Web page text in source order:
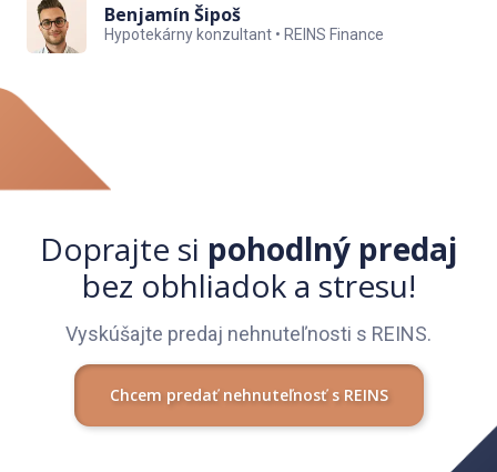
Benjamín Šipoš
Hypotekárny konzultant • REINS Finance
Doprajte si pohodlný predaj
bez obhliadok a stresu!
Vyskúšajte predaj nehnuteľnosti s REINS.
Chcem predať nehnuteľnosť s REINS